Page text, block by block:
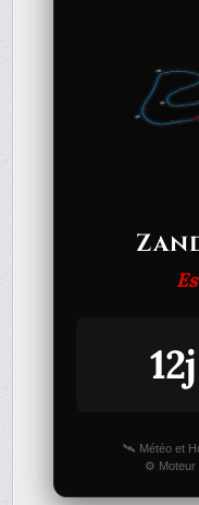
🛰️ Météo et
⚙️ Moteur